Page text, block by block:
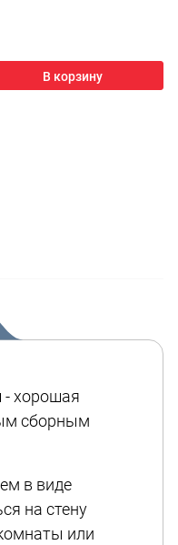
В корзину
- хорошая
сборным
в виде
на стену
или